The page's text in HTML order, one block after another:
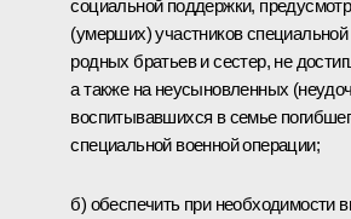
социальной поддержки,
(умерших) участников
родных братьев и сестер, не
а также на неусыновленных
воспитывавшихся в семье
специальной военной операции;
б) обеспечить при необходимости